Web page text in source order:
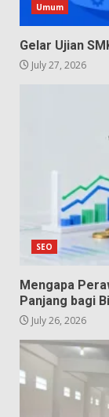
Umum
Gelar Ujian
July 27, 2026
SEO
Mengapa
Panjang bagi
July 26, 2026